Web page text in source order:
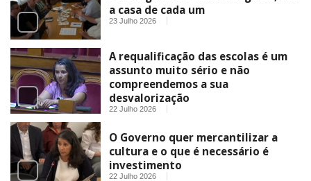
a casa de cada um
23 Julho 2026
A requalificação das escolas é um
assunto muito sério e não
compreendemos a sua
desvalorização
22 Julho 2026
O Governo quer mercantilizar a
cultura e o que é necessário é
investimento
22 Julho 2026